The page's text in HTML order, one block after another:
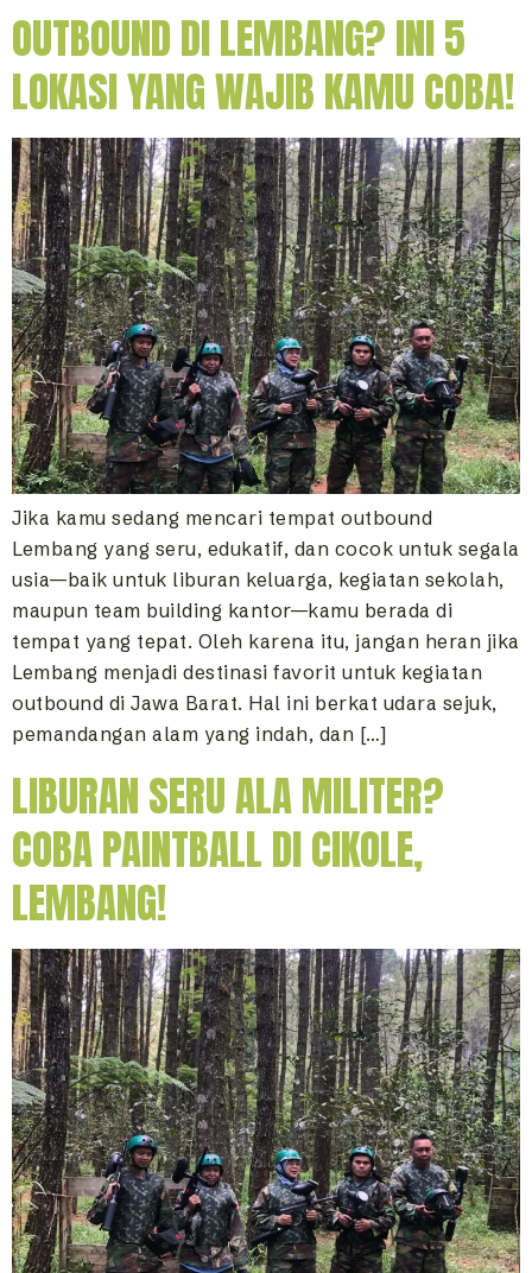
OUTBOUND DI LEMBANG? INI 5
LOKASI YANG WAJIB KAMU COBA!
Jika kamu sedang mencari tempat outbound
Lembang yang seru, edukatif, dan cocok untuk segala
usia—baik untuk liburan keluarga, kegiatan sekolah,
maupun team building kantor—kamu berada di
tempat yang tepat. Oleh karena itu, jangan heran jika
Lembang menjadi destinasi favorit untuk kegiatan
outbound di Jawa Barat. Hal ini berkat udara sejuk,
pemandangan alam yang indah, dan […]
LIBURAN SERU ALA MILITER?
COBA PAINTBALL DI CIKOLE,
LEMBANG!